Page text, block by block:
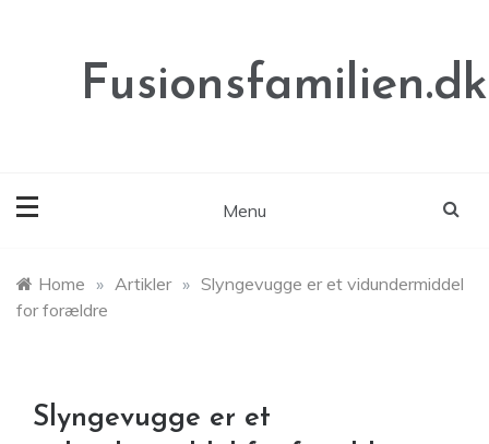
Fusionsfamilien.dk
Menu
Home » Artikler » Slyngevugge er et vidundermiddel
for forældre
Slyngevugge er et